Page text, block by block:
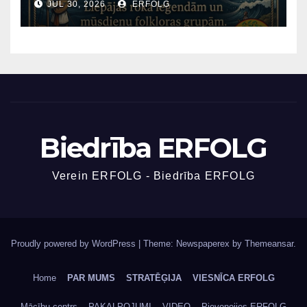
JŪL 30, 2026 ERFOLG
Biedrība ERFOLG
Verein ERFOLG - Biedrība ERFOLG
Proudly powered by WordPress Theme: Newspaperex by Themeansar.
Home PAR MUMS STRATĒĢIJA VIESNĪCA ERFOLG